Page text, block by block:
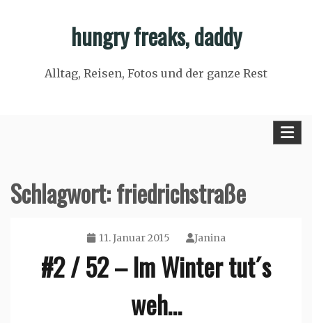
hungry freaks, daddy
Alltag, Reisen, Fotos und der ganze Rest
Schlagwort:friedrichstraße
11. Januar 2015 Janina
#2 / 52 – Im Winter tut´s
weh…